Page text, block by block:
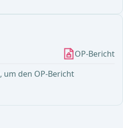
OP-Bericht
, um den OP-Bericht